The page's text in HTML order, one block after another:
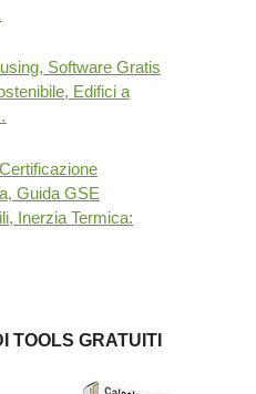
Software Gratis
Edifici a
Guida GSE
Inerzia Termica:
TOOLS GRATUITI